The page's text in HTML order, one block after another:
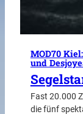
MOD70
und
Fast 20.000
die fünf